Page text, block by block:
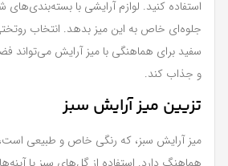
استفاده کنید. لوازم آرایشی با
جلوه‌ای خاص به این میز بدهد. انتخاب
سفید برای هماهنگی با میز آرایش می‌تواند
و جذاب کند.
تزیین میز آرایش سبز
میز آرایش سبز، که رنگی خاص و طبیعی است،